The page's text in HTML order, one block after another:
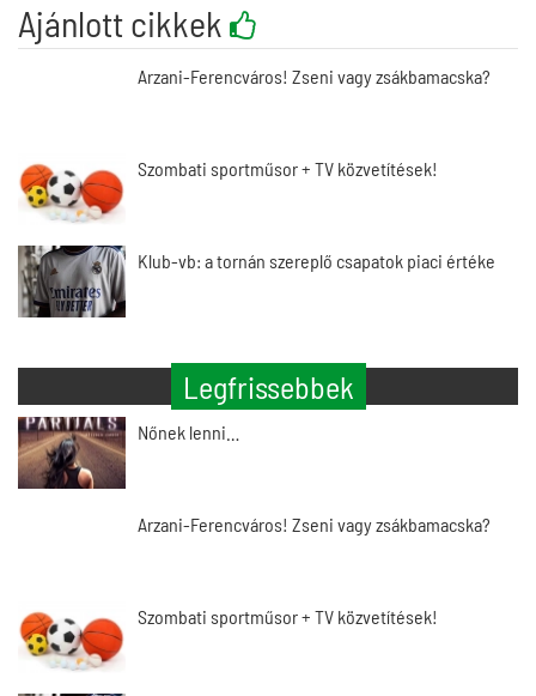
Ajánlott cikkek
Arzani-Ferencváros! Zseni vagy zsákbamacska?
Szombati sportműsor + TV közvetítések!
Klub-vb: a tornán szereplő csapatok piaci értéke
Legfrissebbek
Nőnek lenni…
Arzani-Ferencváros! Zseni vagy zsákbamacska?
Szombati sportműsor + TV közvetítések!